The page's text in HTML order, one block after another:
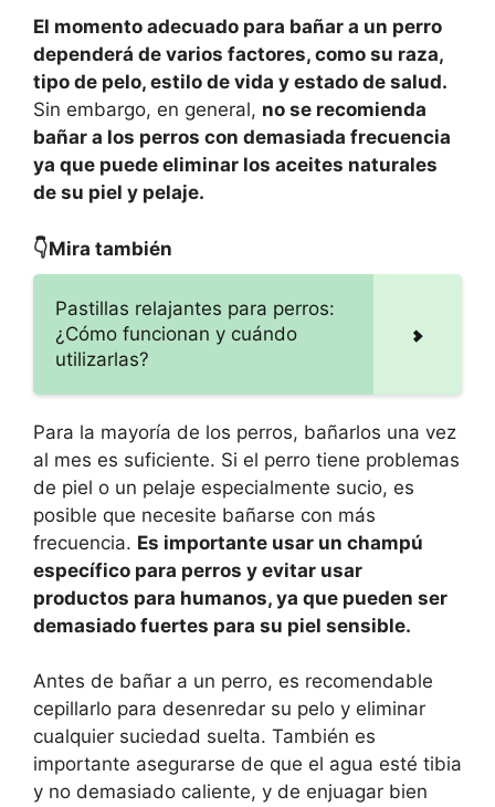
El momento adecuado para bañar a un perro
dependerá de varios factores, como su raza,
tipo de pelo, estilo de vida y estado de salud.
Sin embargo, en general, no se recomienda
bañar a los perros con demasiada frecuencia
ya que puede eliminar los aceites naturales
de su piel y pelaje.
👇Mira también
Pastillas relajantes para perros:
¿Cómo funcionan y cuándo
utilizarlas?
Para la mayoría de los perros, bañarlos una vez
al mes es suficiente. Si el perro tiene problemas
de piel o un pelaje especialmente sucio, es
posible que necesite bañarse con más
frecuencia. Es importante usar un champú
específico para perros y evitar usar
productos para humanos, ya que pueden ser
demasiado fuertes para su piel sensible.
Antes de bañar a un perro, es recomendable
cepillarlo para desenredar su pelo y eliminar
cualquier suciedad suelta. También es
importante asegurarse de que el agua esté tibia
y no demasiado caliente, y de enjuagar bien